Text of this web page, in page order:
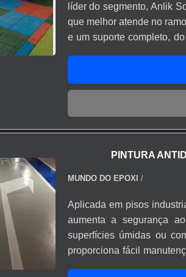
líder do segmento, Anlik
que melhor atende no
e um suporte completo,
assertividade e
EMBORRACHADO
criar uma estrutura com
atividades e
emborrachado parquinho
destaque em sua área de
ter: Atendimento
parquinho, sempre
serviços com ótima
despercebidos em outras
os clientes.É por esta
PINTURA
MUNDO DO EPOXI /
Aplicada em pisos
aumenta a segurança
superfícies úmidas ou
proporciona fácil